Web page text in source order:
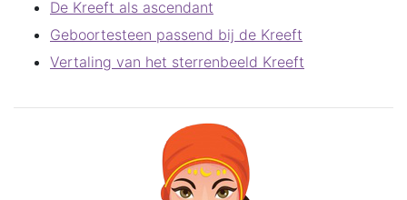
De Kreeft als ascendant
Geboortesteen passend bij de Kreeft
Vertaling van het sterrenbeeld Kreeft